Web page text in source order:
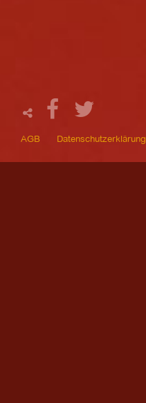
AGB Datenschutzerklärung